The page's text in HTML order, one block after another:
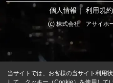
個人情報 ｜ 利用規約
(c) 株式会社 アサイホ
当サイトでは、お客様の当サイト利用